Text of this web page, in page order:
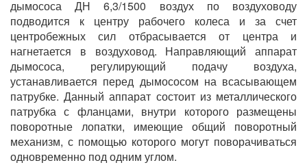
дымососа ДН 6,3/1500 воздух по воздуховоду
подводится к центру рабочего колеса и за счет
центробежных сил отбрасывается от центра и
нагнетается в воздуховод. Направляющий аппарат
дымососа, регулирующий подачу воздуха,
устанавливается перед дымососом на всасывающем
патрубке. Данный аппарат состоит из металлического
патрубка с фланцами, внутри которого размещены
поворотные лопатки, имеющие общий поворотный
механизм, с помощью которого могут поворачиваться
одновременно под одним углом.